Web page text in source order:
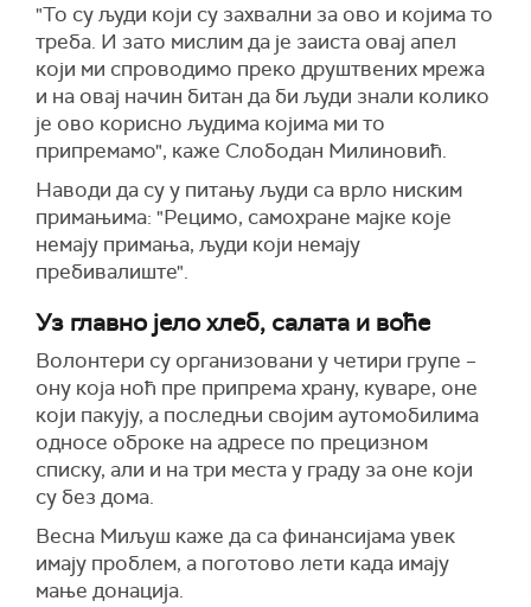
"То су људи који су захвални за ово и којима то
треба. И зато мислим да је заиста овај апел
који ми спроводимо преко друштвених мрежа
и на овај начин битан да би људи знали колико
је ово корисно људима којима ми то
припремамо", каже Слободан Милиновић.
Наводи да су у питању људи са врло ниским
примањима: "Рецимо, самохране мајке које
немају примања, људи који немају
пребивалиште".
Уз главно јело хлеб, салата и воће
Волонтери су организовани у четири групе –
ону која ноћ пре припрема храну, куваре, оне
који пакују, а последњи својим аутомобилима
односе оброке на адресе по прецизном
списку, али и на три места у граду за оне који
су без дома.
Весна Миљуш каже да са финансијама увек
имају проблем, а поготово лети када имају
мање донација.